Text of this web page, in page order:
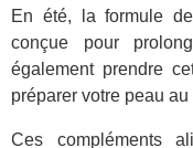
En été, la formule
conçue pour
également prendre
préparer votre peau au
Ces compléments